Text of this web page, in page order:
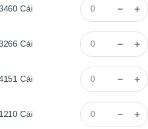
Cái
Cái
Cái
1210 Cái